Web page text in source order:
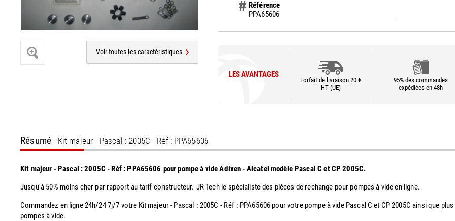
Voir toutes les caractéristiques
Référence
PPA65606
LES AVANTAGES
Forfait de livraison 20 €
HT (UE)
95% des commandes
expédiées en 48h
Résumé - Kit majeur - Pascal : 2005C - Réf : PPA65606
Kit majeur - Pascal : 2005C - Réf : PPA65606 pour pompe à vide Adixen - Alcatel modèle Pascal C et CP 2005C.
Jusqu'à 50% moins cher par rapport au tarif constructeur. JR Tech le spécialiste des pièces de rechange pour pompes à vide en ligne.
Commandez en ligne 24h/24 7j/7 votre Kit majeur - Pascal : 2005C - Réf : PPA65606 pour votre pompe à vide Pascal C et CP 2005C ainsi que
pompes à vide.